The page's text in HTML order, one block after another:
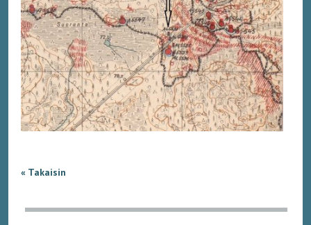
« Takaisin